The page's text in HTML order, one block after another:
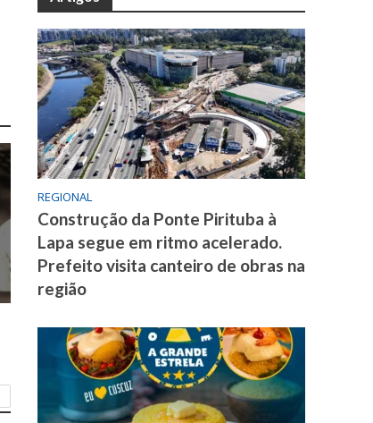
REGIONAL
Construção da Ponte Pirituba à
Lapa segue em ritmo acelerado.
Prefeito visita canteiro de obras na
região